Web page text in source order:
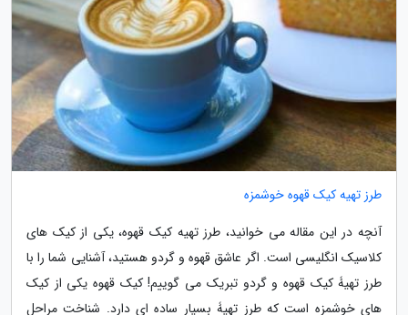
طرز تهیه کیک قهوه خوشمزه
آنچه در این مقاله می خوانید، طرز تهیه کیک قهوه، یکی از کیک های
کلاسیک انگلیسی است. اگر عاشق قهوه و گردو هستید، آشنایی شما را با
طرز تهیۀ کیک قهوه و گردو تبریک می گوییم! کیک قهوه یکی از کیک
های خوشمزه است که طرز تهیۀ بسیار ساده ای دارد. شناخت مراحل